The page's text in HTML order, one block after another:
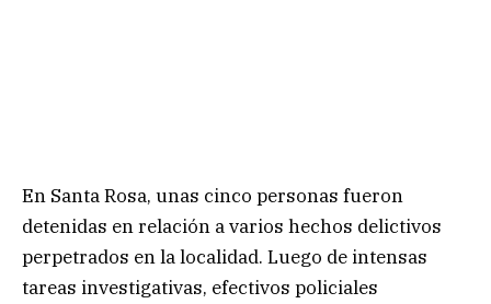
En Santa Rosa, unas cinco personas fueron
detenidas en relación a varios hechos delictivos
perpetrados en la localidad. Luego de intensas
tareas investigativas, efectivos policiales